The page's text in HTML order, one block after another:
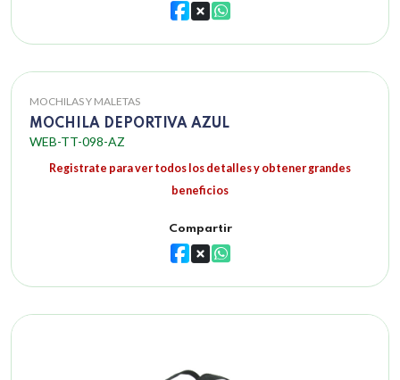
MOCHILAS Y MALETAS
MOCHILA DEPORTIVA AZUL
WEB-TT-098-AZ
Registrate para ver todos los detalles y obtener grandes
beneficios
Compartir